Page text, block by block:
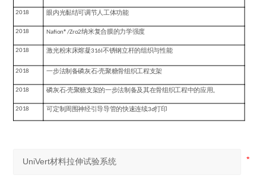
2018 眼内光黏结可调节人工体功能
2018 Nafion®/Zro2纳米复合膜的力学强度
2018 激光粉末床熔凝316l不锈钢立杆的组织与性能
2018 一步法制备磷灰石-壳聚糖骨组织工程支架
2018 磷灰石-壳聚糖支架的一步法制备及其在骨组织工程中的应用。
2018 可定制周围神经引导导管的快速连续3d打印